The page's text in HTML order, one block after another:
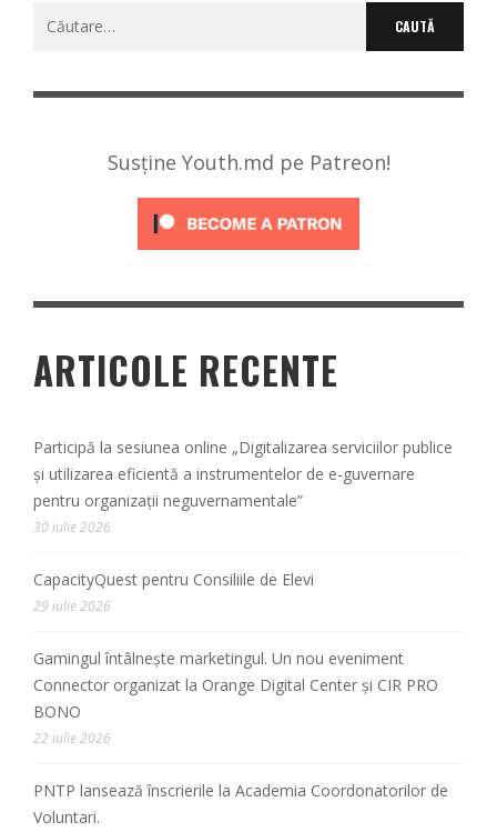
Caută
Susține Youth.md pe Patreon!
ARTICOLE RECENTE
Participă la sesiunea online „Digitalizarea serviciilor publice
și utilizarea eficientă a instrumentelor de e-guvernare
pentru organizații neguvernamentale”
30 iulie 2026
CapacityQuest pentru Consiliile de Elevi
29 iulie 2026
Gamingul întâlnește marketingul. Un nou eveniment
Connector organizat la Orange Digital Center și CIR PRO
BONO
22 iulie 2026
PNTP lansează înscrierile la Academia Coordonatorilor de
Voluntari.